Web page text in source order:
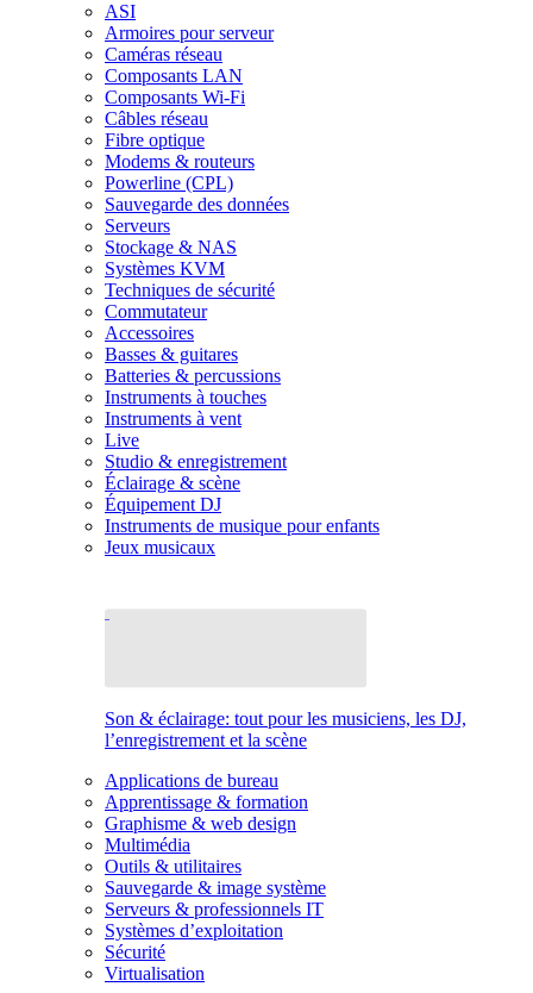
ASI
Armoires pour serveur
Caméras réseau
Composants LAN
Composants Wi-Fi
Câbles réseau
Fibre optique
Modems & routeurs
Powerline (CPL)
Sauvegarde des données
Serveurs
Stockage & NAS
Systèmes KVM
Techniques de sécurité
Commutateur
Accessoires
Basses & guitares
Batteries & percussions
Instruments à touches
Instruments à vent
Live
Studio & enregistrement
Éclairage & scène
Équipement DJ
Instruments de musique pour enfants
Jeux musicaux
Son & éclairage: tout pour les musiciens, les DJ,
l’enregistrement et la scène
Applications de bureau
Apprentissage & formation
Graphisme & web design
Multimédia
Outils & utilitaires
Sauvegarde & image système
Serveurs & professionnels IT
Systèmes d’exploitation
Sécurité
Virtualisation